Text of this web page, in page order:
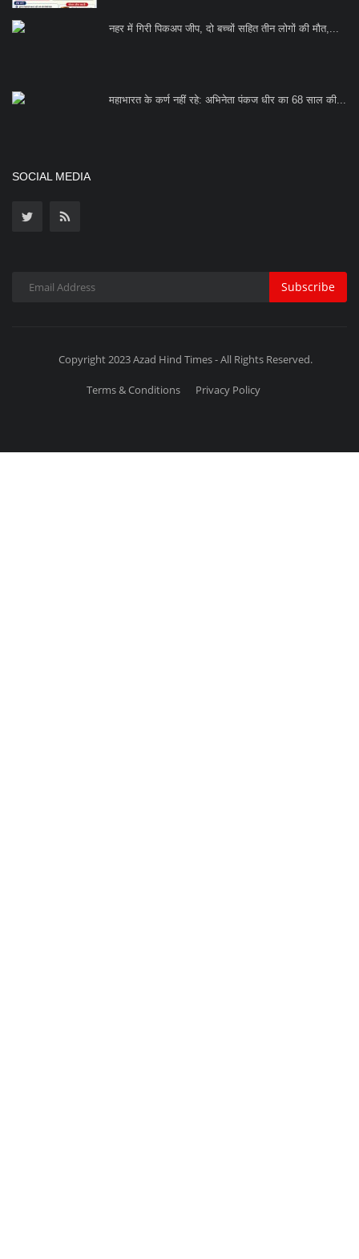
नहर में गिरी पिकअप जीप, दो बच्चों सहित तीन लोगों की मौत,...
महाभारत के कर्ण नहीं रहे: अभिनेता पंकज धीर का 68 साल की...
SOCIAL MEDIA
Subscribe
Copyright 2023 Azad Hind Times - All Rights Reserved.
Terms & Conditions Privacy Policy